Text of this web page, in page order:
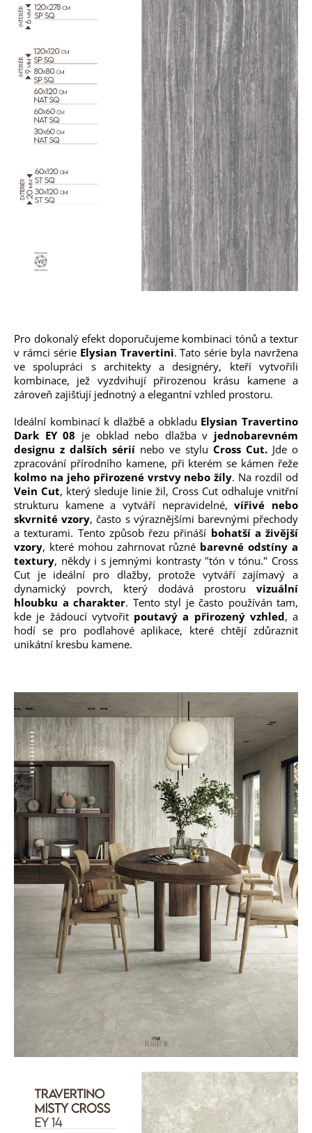
Pro dokonalý efekt doporučujeme kombinaci tónů a textur
v rámci série Elysian Travertini. Tato série byla navržena
ve spolupráci s architekty a designéry, kteří vytvořili
kombinace, jež vyzdvihují přirozenou krásu kamene a
zároveň zajišťují jednotný a elegantní vzhled prostoru.
Ideální kombinací k dlažbě a obkladu Elysian Travertino
Dark EY 08 je obklad nebo dlažba v jednobarevném
designu z dalších sérií nebo ve stylu Cross Cut. Jde o
zpracování přírodního kamene, při kterém se kámen řeže
kolmo na jeho přirozené vrstvy nebo žíly. Na rozdíl od
Vein Cut, který sleduje linie žil, Cross Cut odhaluje vnitřní
strukturu kamene a vytváří nepravidelné,vířivé nebo
skvrnité vzory, často s výraznějšími barevnými přechody
a texturami. Tento způsob řezu přináší bohatší a živější
vzory, které mohou zahrnovat různé barevné odstíny a
textury, někdy i s jemnými kontrasty "tón v tónu." Cross
Cut je ideální pro dlažby, protože vytváří zajímavý a
dynamický povrch, který dodává prostoru vizuální
hloubku a charakter. Tento styl je často používán tam,
kde je žádoucí vytvořit poutavý a přirozený vzhled, a
hodí se pro podlahové aplikace, které chtějí zdůraznit
unikátní kresbu kamene.